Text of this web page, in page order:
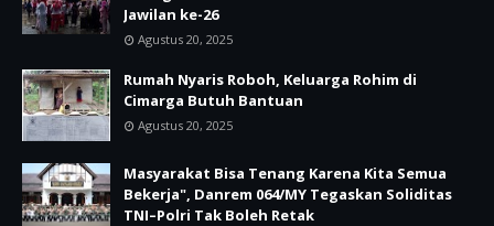
Jawilan ke-26
Agustus 20, 2025
Rumah Nyaris Roboh, Keluarga Rohim di
Cimarga Butuh Bantuan
Agustus 20, 2025
Masyarakat Bisa Tenang Karena Kita Semua
Bekerja", Danrem 064/MY Tegaskan Soliditas
TNI–Polri Tak Boleh Retak